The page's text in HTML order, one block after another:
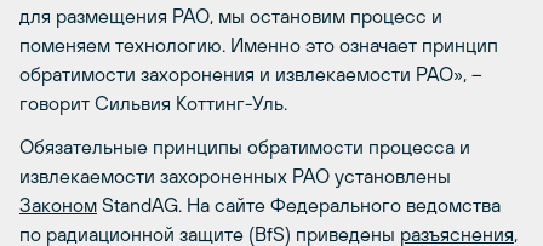
для размещения РАО, мы остановим процесс и
поменяем технологию. Именно это означает принцип
обратимости захоронения и извлекаемости РАО», –
говорит Сильвия Коттинг-Уль.
Обязательные принципы обратимости процесса и
извлекаемости захороненных РАО установлены
Законом StandAG. На сайте Федерального ведомства
по радиационной защите (BfS) приведены разъяснения,